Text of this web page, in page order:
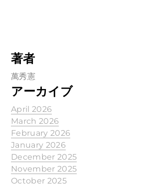
著者
萬秀憲
アーカイブ
April 2026
March 2026
February 2026
January 2026
December 2025
November 2025
October 2025